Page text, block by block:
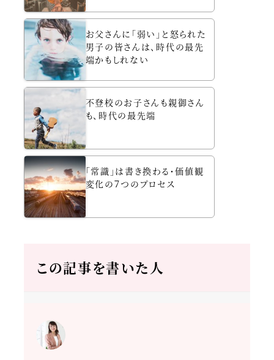
お父さんに「弱い」と怒られた
男子の皆さんは、時代の最先
端かもしれない
不登校のお子さんも親御さん
も、時代の最先端
「常識」は書き換わる・価値観
変化の７つのプロセス
この記事を書いた人